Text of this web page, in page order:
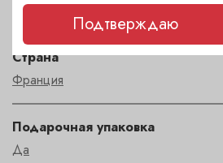
LAGUIOLE
Страна
Франция
Подарочная упаковка
Да
Подтверждаю